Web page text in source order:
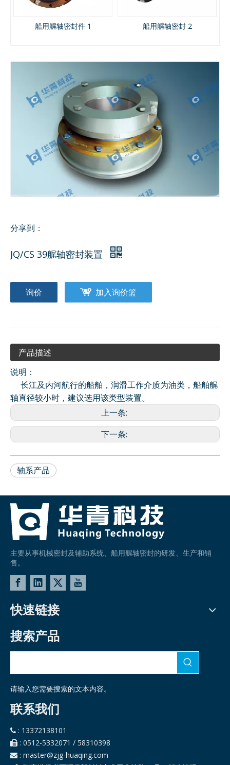
船用艉轴密封件 1 船用艉轴密封 2
分享到：
JQ/CS 39艉轴密封装置
询价 加入询价篮
产品描述
说明：
长江及内河航行的船舶，润滑工作介质为油类，船舶艉
轴直径较小时，建议选用该类型装置。
上一条:
下一条:
轴系产品
主要从事机械密封及辅助系统、船用艉轴密封的研发、生产和销
售。
快速链接
搜索产品
请输入您需要搜索的文本内容。
联系我们
 : 13372138101
 : 0512-5332071 / 58310398
 : master@zjg-huaqing.com